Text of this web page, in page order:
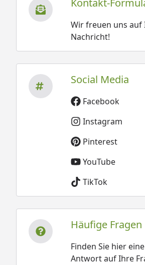
Kontakt-
Wir freuen uns auf
Nachricht!
Social Media
Facebook
Instagram
Pinterest
YouTube
TikTok
Häufige Fragen
Finden Sie hier
Antwort auf Ihre